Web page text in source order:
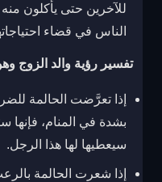
للآخرين حتى يأكلون
الناس في قضاء
تفسير رؤية والد الزوج
إذا تعرَّضت الحالمة
بشدة في المنام، فإنها
سيعطيها لها هذا الرجل.
إذا شعرت الحالمة